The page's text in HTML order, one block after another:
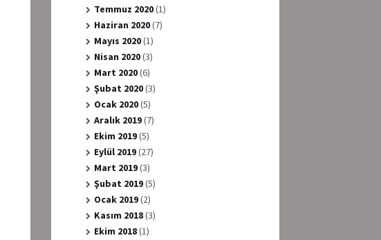
Temmuz 2020(1)
Haziran 2020(7)
Mayıs 2020(1)
Nisan 2020(3)
Mart 2020(6)
Şubat 2020(3)
Ocak 2020(5)
Aralık 2019(7)
Ekim 2019(5)
Eylül 2019(27)
Mart 2019(3)
Şubat 2019(5)
Ocak 2019(2)
Kasım 2018(3)
Ekim 2018(1)